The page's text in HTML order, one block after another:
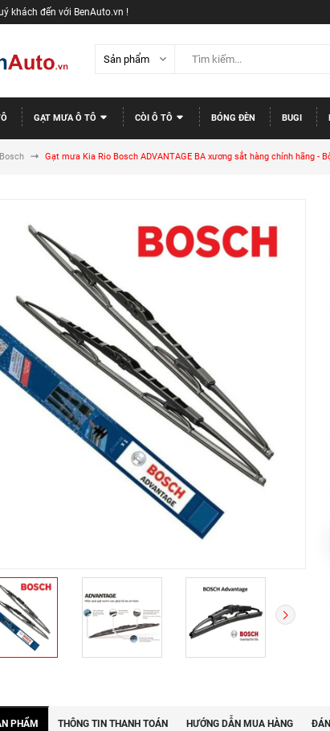
khách đến với BenAuto.vn !
GẠT MƯA Ô TÔ CÒI Ô TÔ BÓNG ĐÈN BUGI
Bosch Gạt mưa Kia Rio Bosch ADVANTAGE BA xương sắt hàng chính hãng -
PHẨM THÔNG TIN THANH TOÁN HƯỚNG DẪN MUA HÀNG